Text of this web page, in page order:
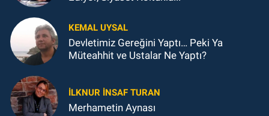
KEMAL UYSAL
Devletimiz Gereğini Yaptı… Peki Ya
Müteahhit ve Ustalar Ne Yaptı?
İLKNUR İNSAF TURAN
Merhametin Aynası